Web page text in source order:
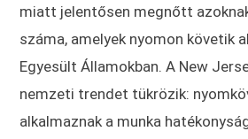
miatt jelentősen megnőtt
száma, amelyek nyomon követik
Egyesült Államokban. A New
nemzeti trendet tükrözik:
alkalmaznak a munka